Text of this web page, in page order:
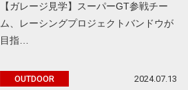
【ガレージ見学】スーパーGT参戦チー
ム、レーシングプロジェクトバンドウが
目指…
OUTDOOR 2024.07.13